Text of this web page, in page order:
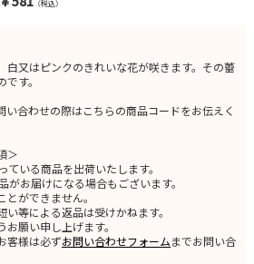
（税込）
白又はピンクのきれいな花が咲きます。その蕾
す。
合わせの際はこちらの商品コードをお伝えく
＞
いる商品を出荷いたします。
お届けになる場合もございます。
ができません。
等による返品は受けかねます。
願い申し上げます。
客様は必ずお問い合わせフォームまでお問い合